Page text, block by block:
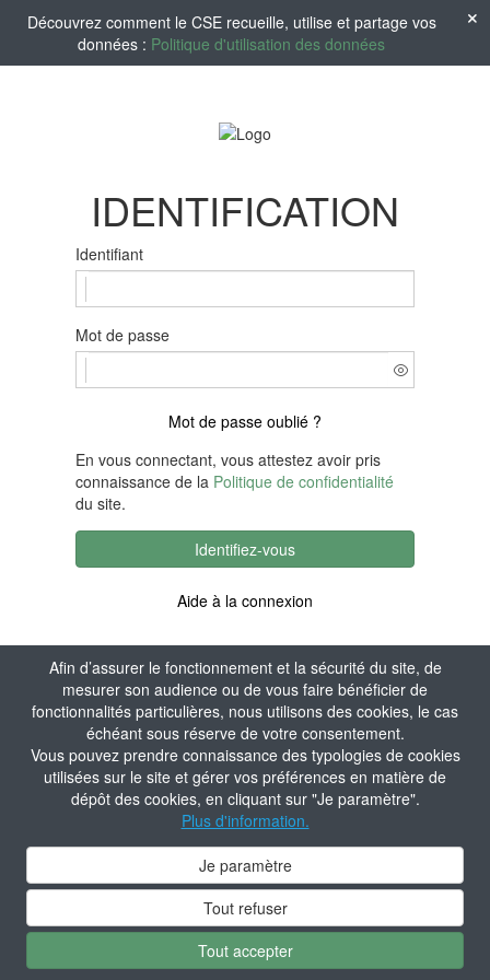
Afin d’assurer le fonctionnement et la sécurité du site, de
mesurer son audience ou de vous faire bénéficier de
fonctionnalités particulières, nous utilisons des cookies, le cas
échéant sous réserve de votre consentement.
Vous pouvez prendre connaissance des typologies de cookies
utilisées sur le site et gérer vos préférences en matière de
dépôt des cookies, en cliquant sur "Je paramètre".
Plus d'information.
Je paramètre
Tout refuser
Tout accepter
Découvrez comment le CSE recueille, utilise et partage vos
données : Politique d'utilisation des données
IDENTIFICATION
Identifiant
Mot de passe
Mot de passe oublié ?
En vous connectant, vous attestez avoir pris
connaissance de la Politique de confidentialité
du site.
Identifiez-vous
Aide à la connexion